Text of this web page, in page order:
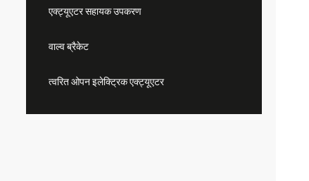
एक्ट्यूएटर सहायक उपकरण
वाल्व ब्रैकेट
त्वरित ओपन इलेक्ट्रिक एक्ट्यूएटर